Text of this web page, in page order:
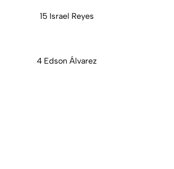
15 Israel Reyes
4 Edson Álvarez